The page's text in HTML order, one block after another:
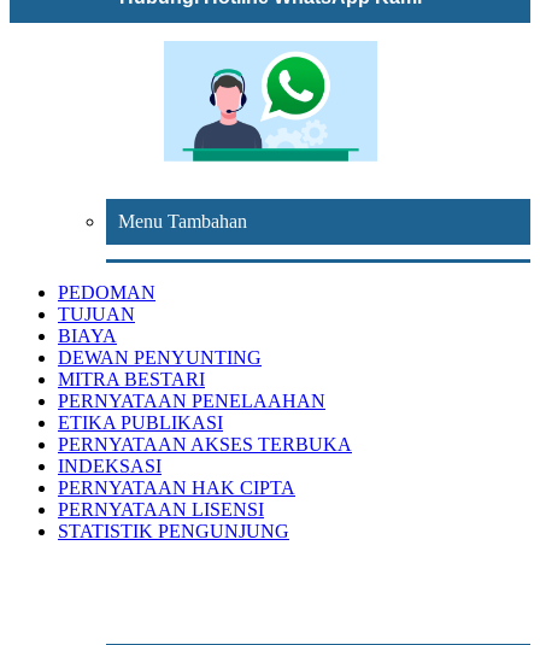
Menu Tambahan
PEDOMAN
TUJUAN
BIAYA
DEWAN PENYUNTING
MITRA BESTARI
PERNYATAAN PENELAAHAN
ETIKA PUBLIKASI
PERNYATAAN AKSES TERBUKA
INDEKSASI
PERNYATAAN HAK CIPTA
PERNYATAAN LISENSI
STATISTIK PENGUNJUNG